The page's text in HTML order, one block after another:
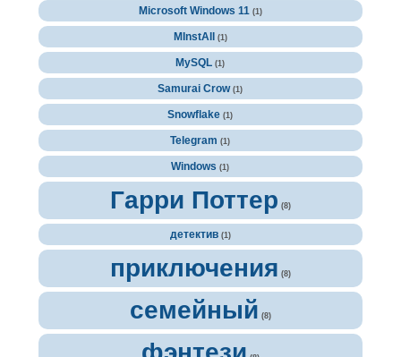
Microsoft Windows 11 (1)
MInstAll (1)
MySQL (1)
Samurai Crow (1)
Snowflake (1)
Telegram (1)
Windows (1)
Гарри Поттер (8)
детектив (1)
приключения (8)
семейный (8)